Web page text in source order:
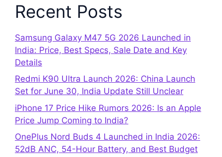
Recent Posts
Samsung Galaxy M47 5G 2026 Launched in
India: Price, Best Specs, Sale Date and Key
Details
Redmi K90 Ultra Launch 2026: China Launch
Set for June 30, India Update Still Unclear
iPhone 17 Price Hike Rumors 2026: Is an Apple
Price Jump Coming to India?
OnePlus Nord Buds 4 Launched in India 2026:
52dB ANC, 54-Hour Battery, and Best Budget